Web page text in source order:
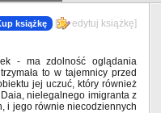
książkę [ edytuj książkę]
- ma zdolność oglądania
to w tajemnicy przed
jej uczuć, który również
nielegalnego imigranta z
i jego równie niecodziennych